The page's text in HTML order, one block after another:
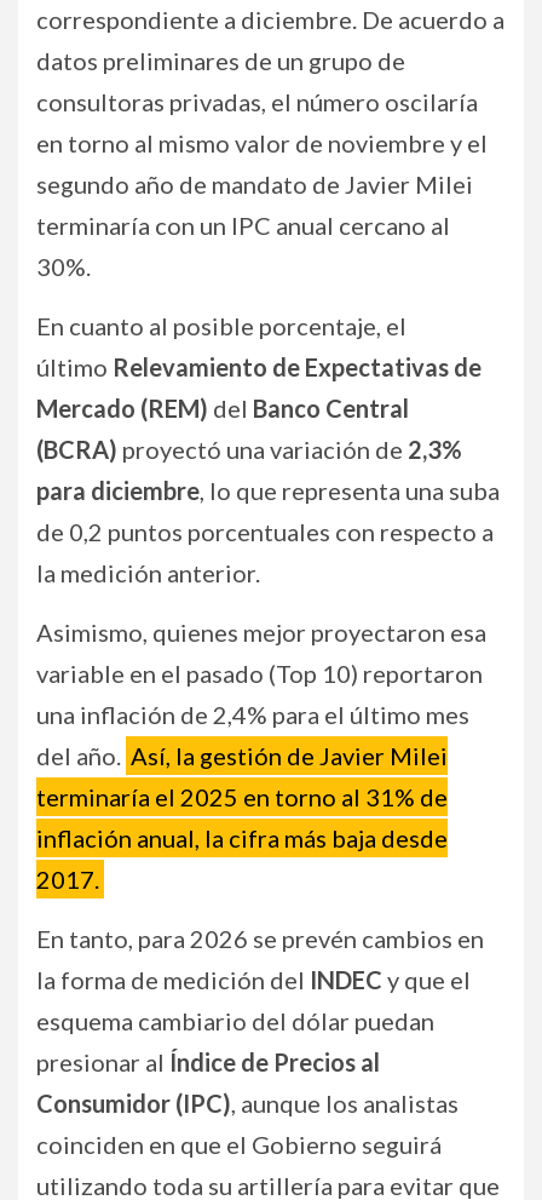
correspondiente a diciembre. De acuerdo a
datos preliminares de un grupo de
consultoras privadas, el número oscilaría
en torno al mismo valor de noviembre y el
segundo año de mandato de Javier Milei
terminaría con un IPC anual cercano al
30%.
En cuanto al posible porcentaje, el
último Relevamiento de Expectativas de
Mercado (REM) del Banco Central
(BCRA) proyectó una variación de 2,3%
para diciembre, lo que representa una suba
de 0,2 puntos porcentuales con respecto a
la medición anterior.
Asimismo, quienes mejor proyectaron esa
variable en el pasado (Top 10) reportaron
una inflación de 2,4% para el último mes
del año. Así, la gestión de Javier Milei
terminaría el 2025 en torno al 31% de
inflación anual, la cifra más baja desde
2017.
En tanto, para 2026 se prevén cambios en
la forma de medición del INDEC y que el
esquema cambiario del dólar puedan
presionar al Índice de Precios al
Consumidor (IPC), aunque los analistas
coinciden en que el Gobierno seguirá
utilizando toda su artillería para evitar que